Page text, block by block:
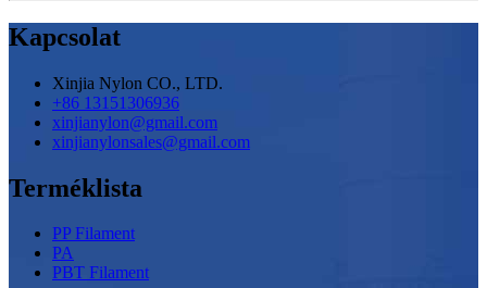
Kapcsolat
Xinjia Nylon CO., LTD.
+86 13151306936
xinjianylon@gmail.com
xinjianylonsales@gmail.com
Terméklista
PP Filament
PA
PBT Filament